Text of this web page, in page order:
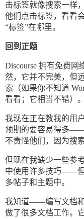
击标签就像搜索一样
他们点击标签，看看
“标签”在哪里。
回到正题
Discourse 拥有免费
然，它并不完美，但
索（如果你不知道
看看；它相当不错）。
我现在正在教我的用
预期的要容易得多
不责怪他们，因为搜
但现在我缺少一些参
中使用许多技巧——
多帖子和主题中。
我知道——编写文档
做了很多文档工作。